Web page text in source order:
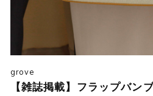
grove
【雑誌掲載】フラップバン